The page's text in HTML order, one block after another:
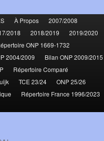
À Propos
2007/2008
2018 2018/2019
2019/2020
ONP 1669-1732
2004/2009
Bilan ONP 2009/2015
Répertoire Comparé
TCE 23/24
ONP 25/26
Répertoire France 1996/2023